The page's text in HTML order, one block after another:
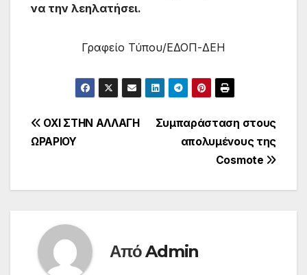
να την λεηλατήσει.
Γραφείο Τύπου/ΕΔΟΠ-ΔΕΗ
Πλοήγηση
Συμπαράσταση στους
απολυμένους της
Cosmote
ΟΧΙ ΣΤΗΝ ΑΛΛΑΓΗ
ΩΡΑΡΙΟΥ
ΑπόAdmin